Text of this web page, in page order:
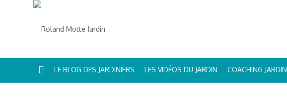
LE BLOG DES JARDINIERS LES VIDÉOS DU JARDIN COACHING JARDIN